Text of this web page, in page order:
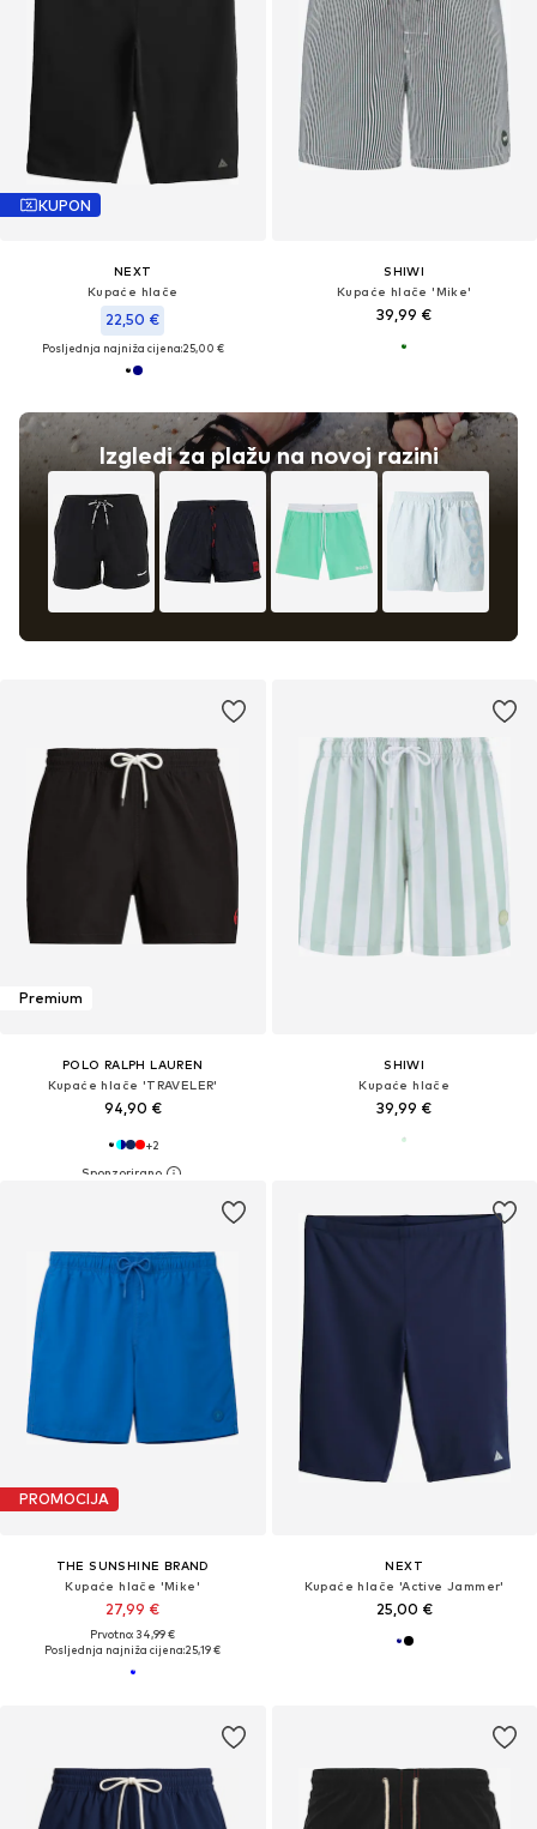
KUPON
NEXT
Kupaće hlače
22,50 €
Posljednja najniža cijena:25,00 €
Izgledi za plažu na novoj razini
SHIWI
Kupaće hlače 'Mike'
39,99 €
Premium
POLO RALPH LAUREN
Kupaće hlače 'TRAVELER'
94,90 €
+2
SHIWI
Kupaće hlače
39,99 €
PROMOCIJA
THE SUNSHINE BRAND
Kupaće hlače 'Mike'
27,99 €
Prvotno: 34,99 €
Posljednja najniža cijena:25,19 €
NEXT
Kupaće hlače 'Active Jammer'
25,00 €